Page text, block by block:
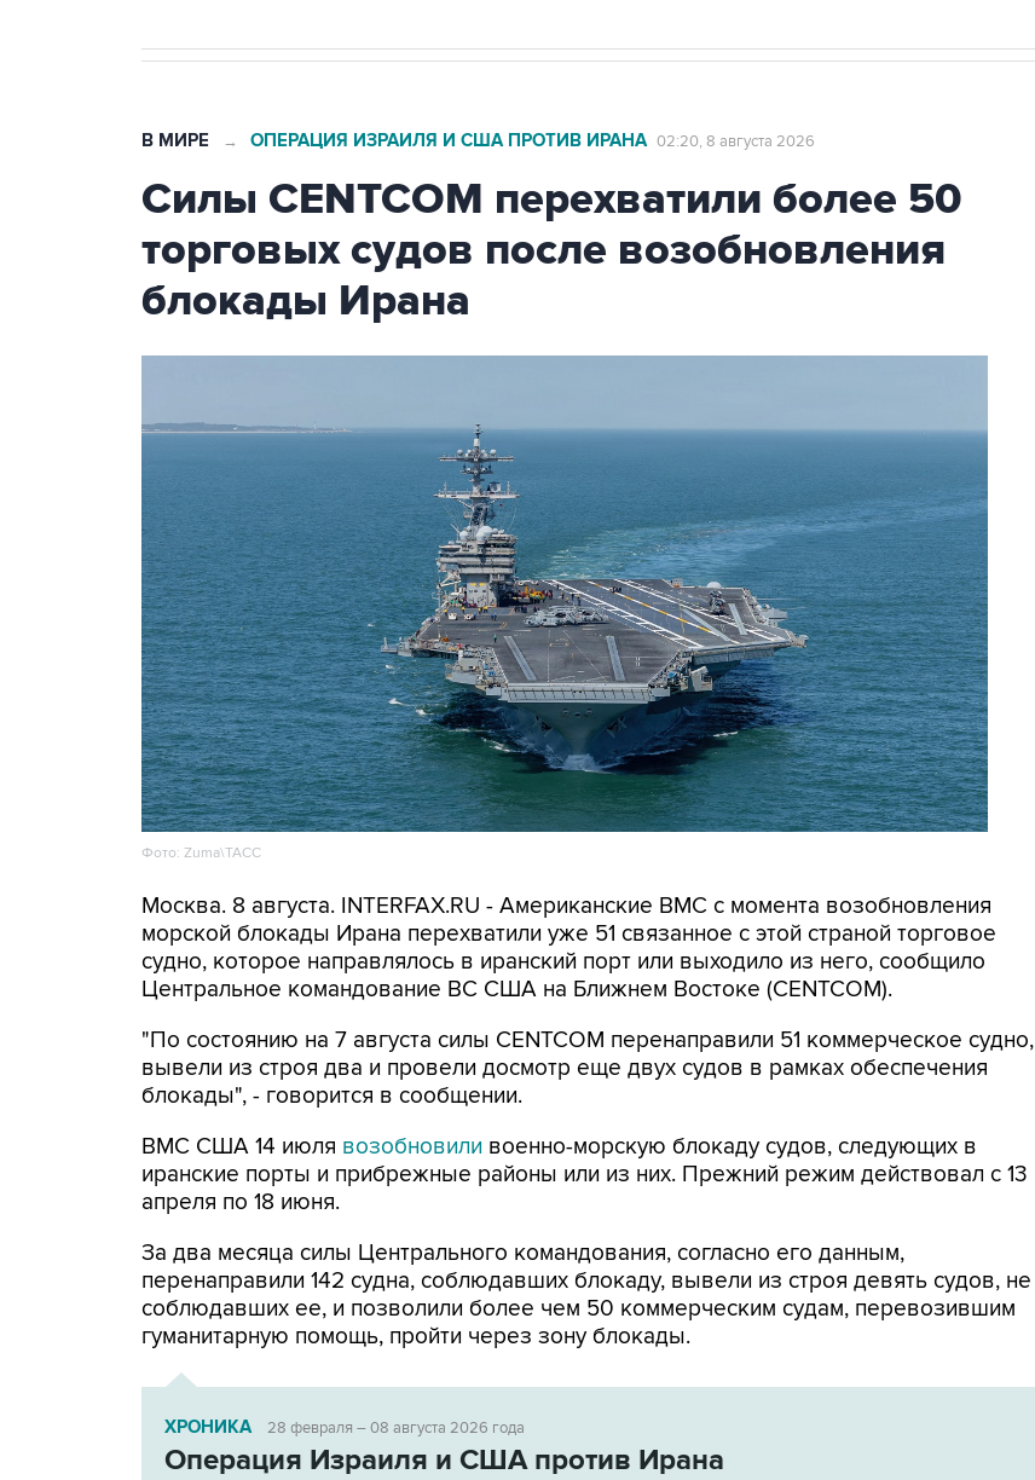
В МИРЕ → ОПЕРАЦИЯ ИЗРАИЛЯ И США ПРОТИВ ИРАНА 02:20, 8 августа 2026
Силы CENTCOM перехватили более 50
торговых судов после возобновления
блокады Ирана
Фото: Zuma\ТАСС
Москва. 8 августа. INTERFAX.RU - Американские ВМС с момента возобновления
морской блокады Ирана перехватили уже 51 связанное с этой страной торговое
судно, которое направлялось в иранский порт или выходило из него, сообщило
Центральное командование ВС США на Ближнем Востоке (CENTCOM).
"По состоянию на 7 августа силы CENTCOM перенаправили 51 коммерческое судно,
вывели из строя два и провели досмотр еще двух судов в рамках обеспечения
блокады", - говорится в сообщении.
ВМС США 14 июля возобновили военно-морскую блокаду судов, следующих в
иранские порты и прибрежные районы или из них. Прежний режим действовал с 13
апреля по 18 июня.
За два месяца силы Центрального командования, согласно его данным,
перенаправили 142 судна, соблюдавших блокаду, вывели из строя девять судов, не
соблюдавших ее, и позволили более чем 50 коммерческим судам, перевозившим
гуманитарную помощь, пройти через зону блокады.
ХРОНИКА 28 февраля – 08 августа 2026 года
Операция Израиля и США против Ирана